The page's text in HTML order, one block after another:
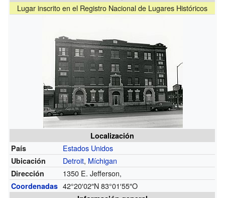
Lugar inscrito en el Registro Nacional de Lugares Históricos
Localización
País
Estados Unidos
Ubicación Detroit, Míchigan
Dirección 1350 E. Jefferson,
Coordenadas 42°20′02″N83°01′55″O